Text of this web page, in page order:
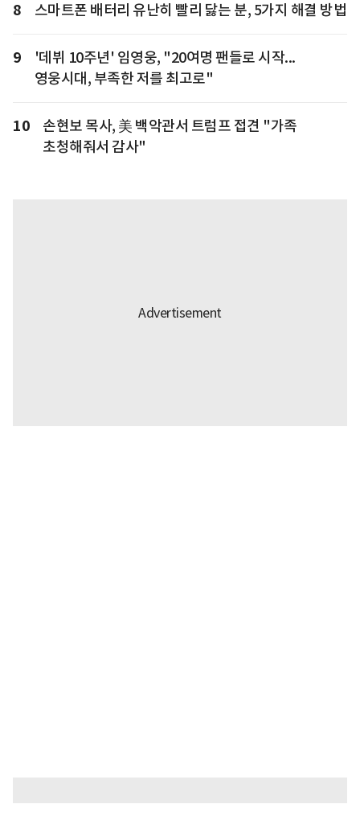
8 스마트폰 배터리 유난히 빨리 닳는 분, 5가지 해결 방법
9
'데뷔 10주년' 임영웅, "20여명 팬들로 시작...
영웅시대, 부족한 저를 최고로"
10
손현보 목사, 美 백악관서 트럼프 접견 "가족
초청해줘서 감사"